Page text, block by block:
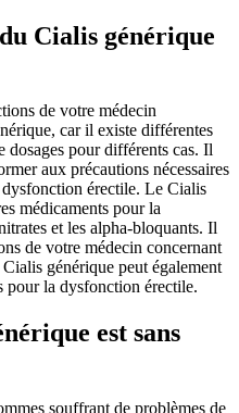
Cialis générique
de votre médecin
car il existe différentes
dosages pour différents cas. Il
aux précautions nécessaires
érectile. Le Cialis
médicaments pour la
et les alpha-bloquants. Il
de votre médecin concernant
générique peut également
pour la dysfonction érectile.
est sans
souffrant de problèmes de